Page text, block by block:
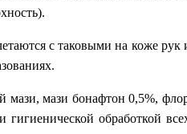
с таковыми на коже
мази, мази бонафтон 0,5%,
обработкой